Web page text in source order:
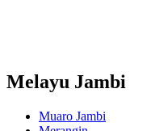
Melayu Jambi
Muaro Jambi